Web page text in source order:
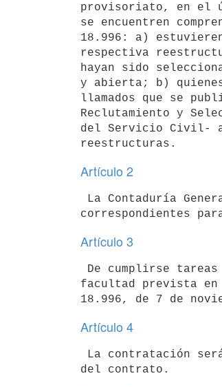
provisoriato, en el
se encuentren
18.996: a)
respectiva
hayan sido
y abierta; b)
llamados que se
Reclutamiento y
del Servicio Civil- al
Artículo 2
Artículo 3
facultad prevista
Artículo 4